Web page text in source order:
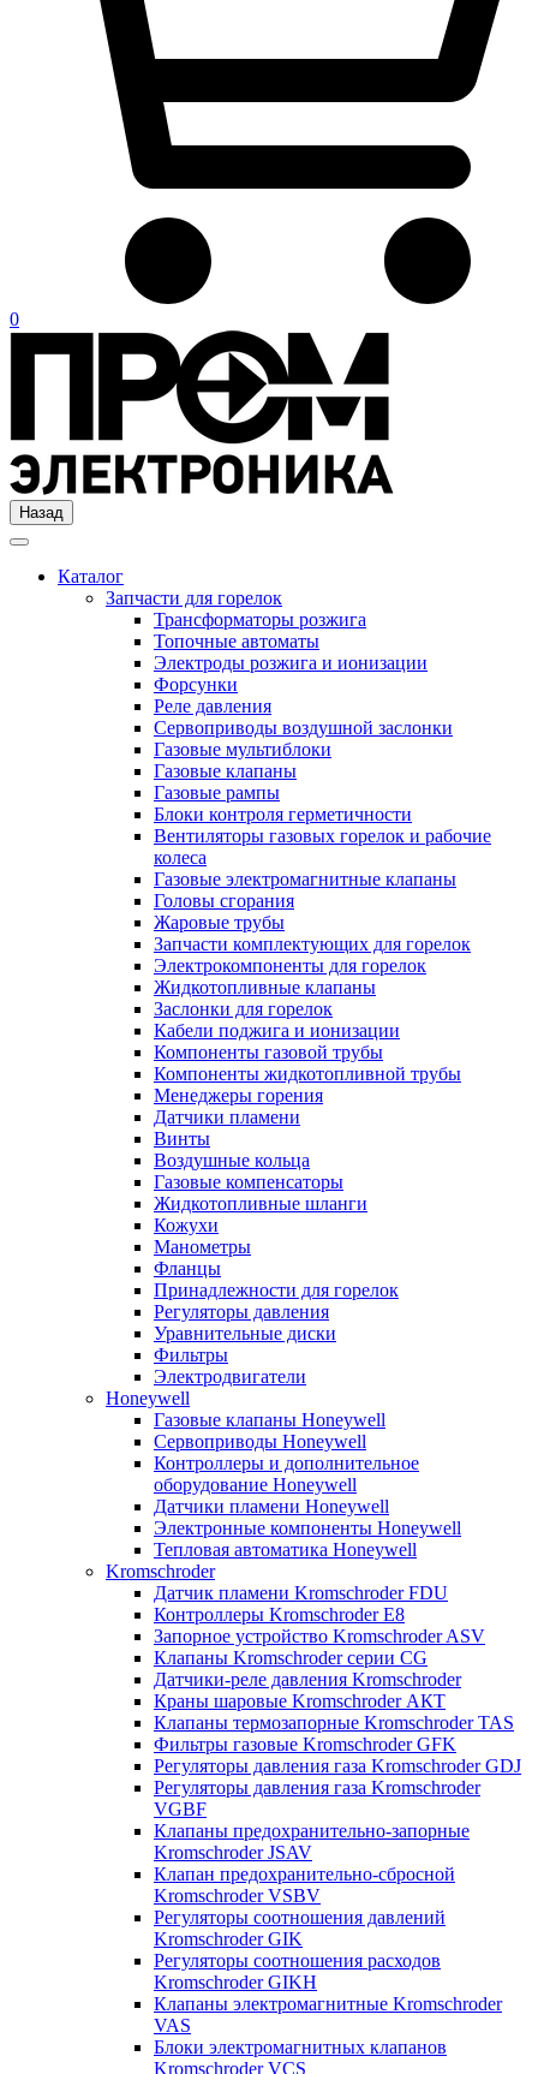
0
Назад
Каталог
Запчасти для горелок
Трансформаторы розжига
Топочные автоматы
Электроды розжига и ионизации
Форсунки
Реле давления
Сервоприводы воздушной заслонки
Газовые мультиблоки
Газовые клапаны
Газовые рампы
Блоки контроля герметичности
Вентиляторы газовых горелок и рабочие
колеса
Газовые электромагнитные клапаны
Головы сгорания
Жаровые трубы
Запчасти комплектующих для горелок
Электрокомпоненты для горелок
Жидкотопливные клапаны
Заслонки для горелок
Кабели поджига и ионизации
Компоненты газовой трубы
Компоненты жидкотопливной трубы
Менеджеры горения
Датчики пламени
Винты
Воздушные кольца
Газовые компенсаторы
Жидкотопливные шланги
Кожухи
Манометры
Фланцы
Принадлежности для горелок
Регуляторы давления
Уравнительные диски
Фильтры
Электродвигатели
Honeywell
Газовые клапаны Honeywell
Сервоприводы Honeywell
Контроллеры и дополнительное
оборудование Honeywell
Датчики пламени Honeywell
Электронные компоненты Honeywell
Тепловая автоматика Honeywell
Kromschroder
Датчик пламени Kromschroder FDU
Контроллеры Kromschroder E8
Запорное устройство Kromschroder ASV
Клапаны Kromschroder серии CG
Датчики-реле давления Kromschroder
Краны шаровые Kromschroder АКТ
Клапаны термозапорные Kromschroder TAS
Фильтры газовые Kromschroder GFK
Регуляторы давления газа Kromschroder GDJ
Регуляторы давления газа Kromschroder
VGBF
Клапаны предохранительно-запорные
Kromschroder JSAV
Клапан предохранительно-сбросной
Kromschroder VSBV
Регуляторы соотношения давлений
Kromschroder GIK
Регуляторы соотношения расходов
Kromschroder GIKH
Клапаны электромагнитные Kromschroder
VAS
Блоки электромагнитных клапанов
Kromschroder VCS